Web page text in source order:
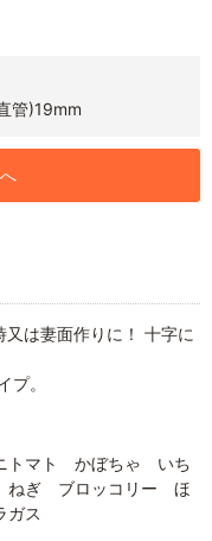
管)19mm
は妻面作りに！ 十字に
。
マト かぼちゃ いち
ぎ ブロッコリー ほ
ス